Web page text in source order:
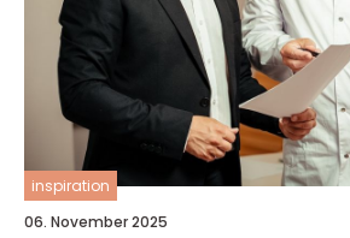
inspiration
06. November 2025